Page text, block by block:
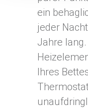
ein
jeder
Jahre
Ihres